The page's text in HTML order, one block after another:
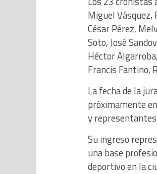
Miguel Vásquez,
César Pérez,
Soto, José
Héctor
Francis Fantino,
La fecha de la
próximamente
y
Su ingreso
una base
deportivo en la